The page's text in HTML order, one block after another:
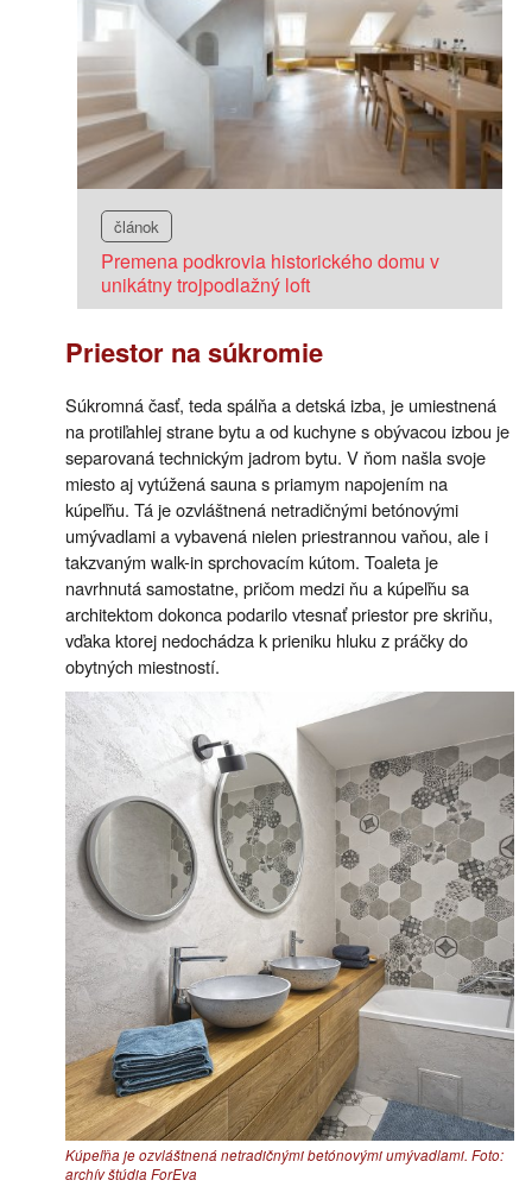
článok
Premena podkrovia historického domu v
unikátny trojpodlažný loft
Priestor na súkromie
Súkromná časť, teda spálňa a detská izba, je umiestnená
na protiľahlej strane bytu a od kuchyne s obývacou izbou je
separovaná technickým jadrom bytu. V ňom našla svoje
miesto aj vytúžená sauna s priamym napojením na
kúpeľňu. Tá je ozvláštnená netradičnými betónovými
umývadlami a vybavená nielen priestrannou vaňou, ale i
takzvaným walk-in sprchovacím kútom. Toaleta je
navrhnutá samostatne, pričom medzi ňu a kúpeľňu sa
architektom dokonca podarilo vtesnať priestor pre skriňu,
vďaka ktorej nedochádza k prieniku hluku z práčky do
obytných miestností.
Kúpeľňa je ozvláštnená netradičnými betónovými umývadlami. Foto:
archív štúdia ForEva